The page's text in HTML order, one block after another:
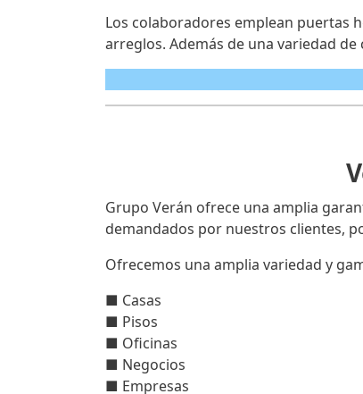
Los colaboradores emplean puertas
arreglos. Además de una variedad
Grupo Verán ofrece una amplia
demandados por nuestros clientes,
Ofrecemos una amplia variedad y
■ Casas
■ Pisos
■ Oficinas
■ Negocios
■ Empresas